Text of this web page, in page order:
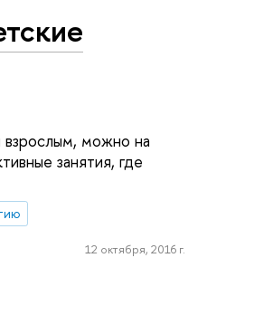
можно на
занятия, где
12 октября, 2016 г.